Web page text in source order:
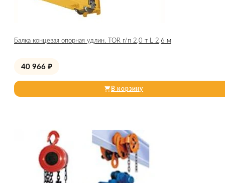
Балка концевая опорная удлин. TOR г/п 2,0 т L 2,6 м
40 966 ₽
В корзину